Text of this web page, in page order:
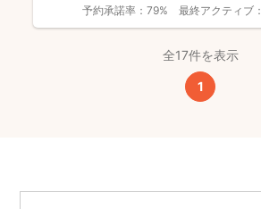
予約承諾率： 79% 最終アクティブ：
全17件を表示
1